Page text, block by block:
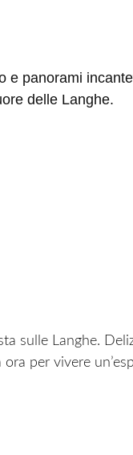
panorami
delle Langhe.
sulle Langhe.
per vivere